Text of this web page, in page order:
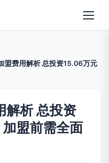
盟费用解析 总投资15.06万元
解析 总投资
盟前需全面